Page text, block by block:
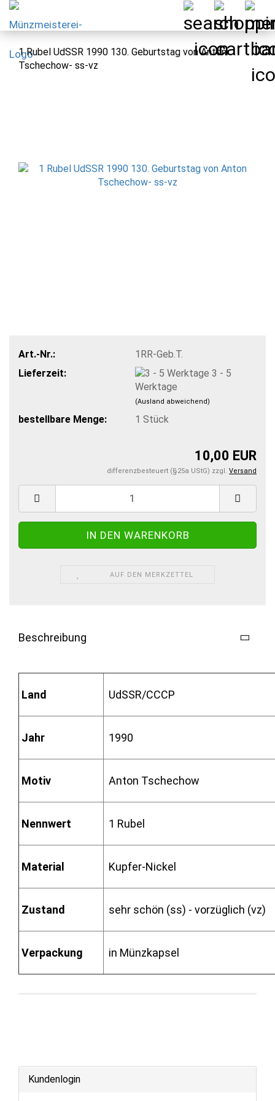
1 Rubel UdSSR 1990 130. Geburtstag von Anton
Tschechow- ss-vz
Art.-Nr.:
1RR-Geb.T.
Lieferzeit:
3 - 5
Werktage
(Ausland abweichend)
bestellbare Menge: 1 Stück
10,00 EUR
differenzbesteuert (§25a UStG) zzgl. Versand
AUF DEN MERKZETTEL
Beschreibung
Land UdSSR/CCCP
Jahr 1990
Motiv Anton Tschechow
Nennwert 1 Rubel
Material Kupfer-Nickel
Zustand sehr schön (ss) - vorzüglich (vz)
Verpackung in Münzkapsel
Kundenlogin